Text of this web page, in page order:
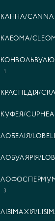
КАННА/CANNA
КЛЕОМА/
1
КРАСПЕДІЯ/
КУФЕЯ/CUPHEA
ЛОБЕЛІЯ/
ЛОБУЛЯРІЯ/
ЛОФОСПЕРМУМ/
3
ЛІЗІМАХІЯ/